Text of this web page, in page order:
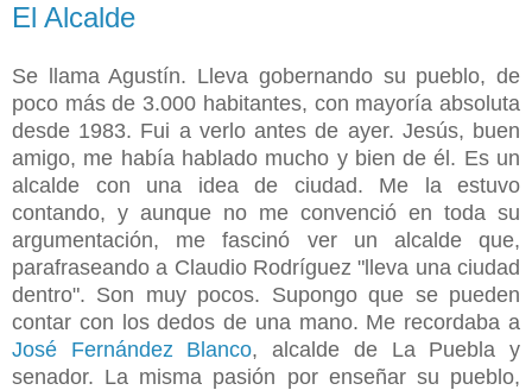
El Alcalde
Se llama Agustín. Lleva gobernando su pueblo, de
poco más de 3.000 habitantes, con mayoría absoluta
desde 1983. Fui a verlo antes de ayer. Jesús, buen
amigo, me había hablado mucho y bien de él. Es un
alcalde con una idea de ciudad. Me la estuvo
contando, y aunque no me convenció en toda su
argumentación, me fascinó ver un alcalde que,
parafraseando a Claudio Rodríguez "lleva una ciudad
dentro". Son muy pocos. Supongo que se pueden
contar con los dedos de una mano. Me recordaba a
José Fernández Blanco, alcalde de La Puebla y
senador. La misma pasión por enseñar su pueblo,